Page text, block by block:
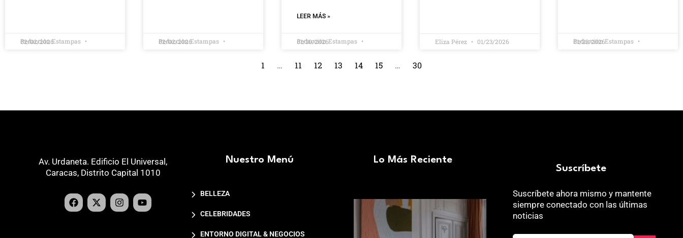
Redacción Estampas
02/02/2026 Redacción Estampas
02/02/2026
LEER MÁS »
Redacción Estampas
01/30/2026 Eliza Pérez 01/23/2026 Redacción Estampas
01/23/2026
1 … 11 12 13 14 15 … 30
Av. Urdaneta. Edificio El Universal,
Caracas, Distrito Capital 1010
Nuestro Menú
BELLEZA
CELEBRIDADES
ENTORNO DIGITAL & NEGOCIOS
Lo Más Reciente
Suscríbete
Suscríbete ahora mismo y mantente
siempre conectado con las últimas
noticias